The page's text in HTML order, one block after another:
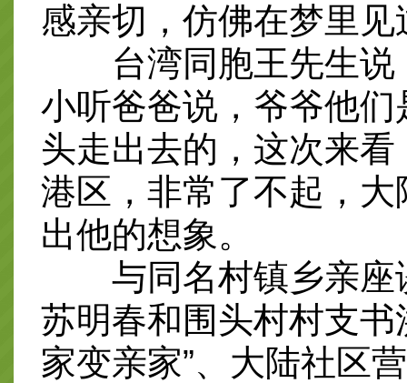
感亲切，仿佛在梦里见
台湾同胞王先生说
小听爸爸说，爷爷他
头走出去的，这次来
港区，非常了不起，
出他的想象。
与同名村镇乡亲座
苏明春和围头村村支
家变亲家”、大陆社区